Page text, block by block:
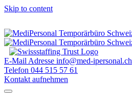
Skip to content
E-Mail Adresse info@med-ipersonal.ch
Telefon 044 515 57 61
Kontakt aufnehmen